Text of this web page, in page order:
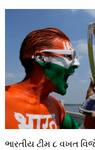
ભારતીય ટીમ ૮ વખત